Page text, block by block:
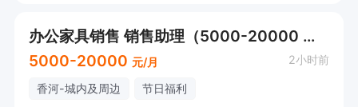
办公家具销售 销售助理（5000-20000 节日福利）有无经验均可
5000-20000 元/月 2小时前
香河-城内及周边 节日福利